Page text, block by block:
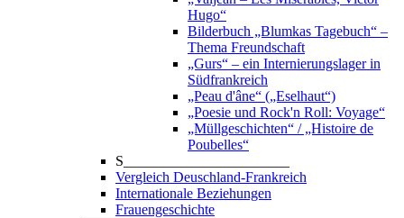
Hugo“
Bilderbuch „Blumkas Tagebuch“ –
Thema Freundschaft
„Gurs“ – ein Internierungslager in
Südfrankreich
„Peau d'âne“ („Eselhaut“)
„Poesie und Rock'n Roll: Voyage“
„Müllgeschichten“ / „Histoire de
Poubelles“
S_______________________
Vergleich Deuschland-Frankreich
Internationale Beziehungen
Frauengeschichte